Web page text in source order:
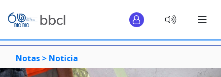
Notas > Noticia